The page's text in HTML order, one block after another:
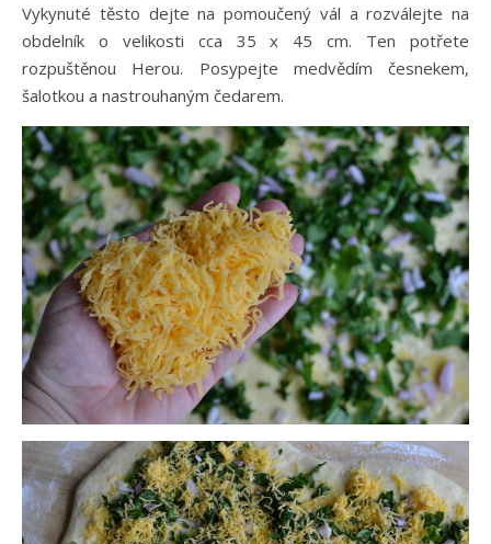
Vykynuté těsto dejte na pomoučený vál a rozválejte na
obdelník o velikosti cca 35 x 45 cm. Ten potřete
rozpuštěnou Herou. Posypejte medvědím česnekem,
šalotkou a nastrouhaným čedarem.